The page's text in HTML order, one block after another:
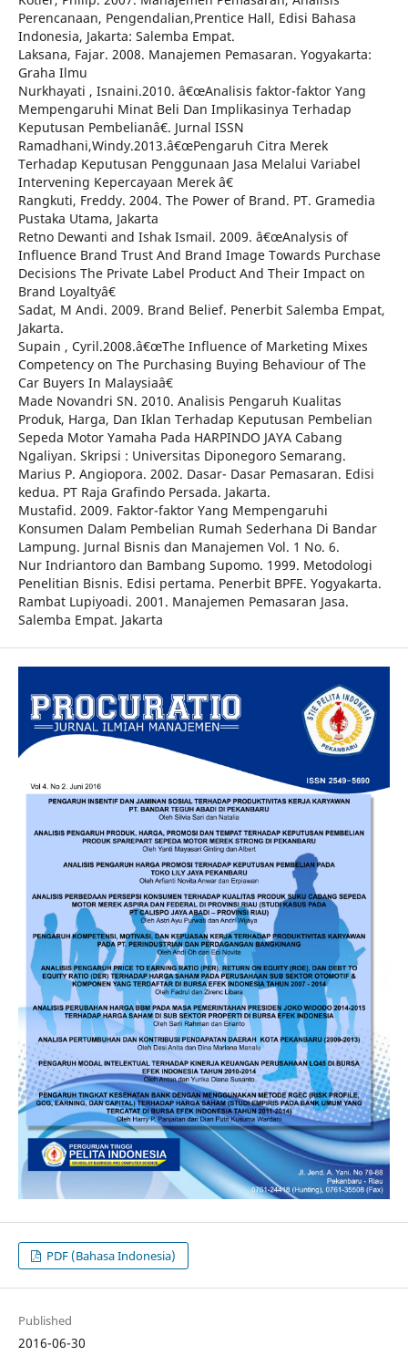
Perencanaan, Pengendalian,Prentice Hall, Edisi Bahasa
Indonesia, Jakarta: Salemba Empat.
Laksana, Fajar. 2008. Manajemen Pemasaran. Yogyakarta:
Graha Ilmu
Nurkhayati , Isnaini.2010. â€œAnalisis faktor-faktor Yang
Mempengaruhi Minat Beli Dan Implikasinya Terhadap
Keputusan Pembelianâ€. Jurnal ISSN
Ramadhani,Windy.2013.â€œPengaruh Citra Merek
Terhadap Keputusan Penggunaan Jasa Melalui Variabel
Intervening Kepercayaan Merek â€
Rangkuti, Freddy. 2004. The Power of Brand. PT. Gramedia
Pustaka Utama, Jakarta
Retno Dewanti and Ishak Ismail. 2009. â€œAnalysis of
Influence Brand Trust And Brand Image Towards Purchase
Decisions The Private Label Product And Their Impact on
Brand Loyaltyâ€
Sadat, M Andi. 2009. Brand Belief. Penerbit Salemba Empat,
Jakarta.
Supain , Cyril.2008.â€œThe Influence of Marketing Mixes
Competency on The Purchasing Buying Behaviour of The
Car Buyers In Malaysiaâ€
Made Novandri SN. 2010. Analisis Pengaruh Kualitas
Produk, Harga, Dan Iklan Terhadap Keputusan Pembelian
Sepeda Motor Yamaha Pada HARPINDO JAYA Cabang
Ngaliyan. Skripsi : Universitas Diponegoro Semarang.
Marius P. Angiopora. 2002. Dasar- Dasar Pemasaran. Edisi
kedua. PT Raja Grafindo Persada. Jakarta.
Mustafid. 2009. Faktor-faktor Yang Mempengaruhi
Konsumen Dalam Pembelian Rumah Sederhana Di Bandar
Lampung. Jurnal Bisnis dan Manajemen Vol. 1 No. 6.
Nur Indriantoro dan Bambang Supomo. 1999. Metodologi
Penelitian Bisnis. Edisi pertama. Penerbit BPFE. Yogyakarta.
Rambat Lupiyoadi. 2001. Manajemen Pemasaran Jasa.
Salemba Empat. Jakarta
PDF (Bahasa Indonesia)
Published
2016-06-30